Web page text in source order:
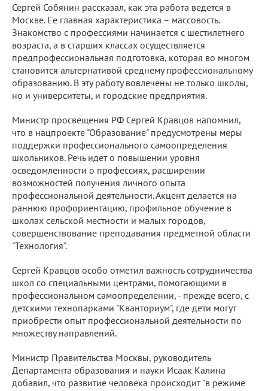
Сергей Собянин рассказал, как эта работа ведется в
Москве. Ее главная характеристика – массовость.
Знакомство с профессиями начинается с шестилетнего
возраста, а в старших классах осуществляется
предпрофессиональная подготовка, которая во многом
становится альтернативой среднему профессиональному
образованию. В эту работу вовлечены не только школы,
но и университеты, и городские предприятия.
Министр просвещения РФ Сергей Кравцов напомнил,
что в нацпроекте "Образование" предусмотрены меры
поддержки профессионального самоопределения
школьников. Речь идет о повышении уровня
осведомленности о профессиях, расширении
возможностей получения личного опыта
профессиональной деятельности. Акцент делается на
раннюю профориентацию, профильное обучение в
школах сельской местности и малых городов,
совершенствование преподавания предметной области
"Технология".
Сергей Кравцов особо отметил важность сотрудничества
школ со специальными центрами, помогающими в
профессиональном самоопределении, - прежде всего, с
детскими технопарками "Кванториум", где дети могут
приобрести опыт профессиональной деятельности по
множеству направлений.
Министр Правительства Москвы, руководитель
Департамента образования и науки Исаак Калина
добавил, что развитие человека происходит "в режиме